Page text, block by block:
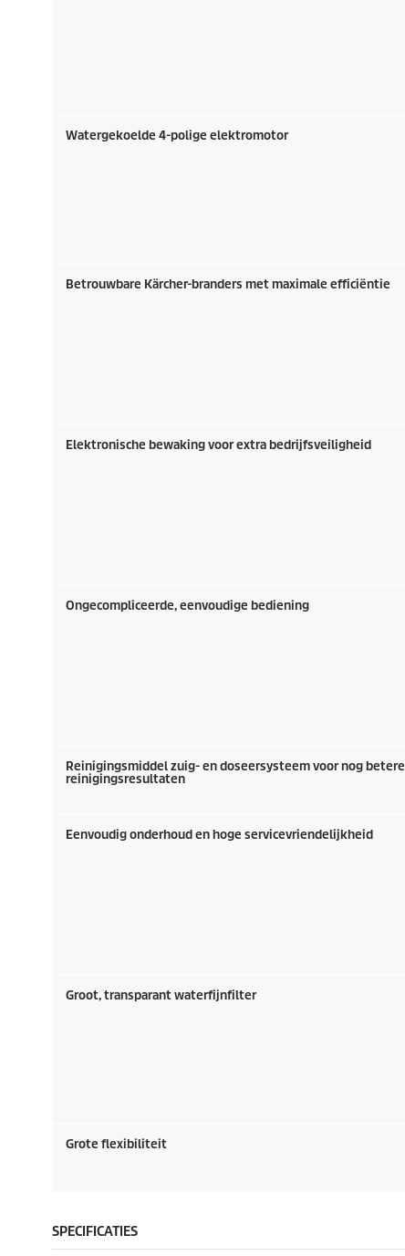
Watergekoelde 4-polige elektromotor
Betrouwbare Kärcher-branders met maximale efficiëntie
Elektronische bewaking voor extra bedrijfsveiligheid
Ongecompliceerde, eenvoudige bediening
Reinigingsmiddel zuig- en doseersysteem voor nog betere
reinigingsresultaten
Eenvoudig onderhoud en hoge servicevriendelijkheid
Groot, transparant waterfijnfilter
Grote flexibiliteit
SPECIFICATIES